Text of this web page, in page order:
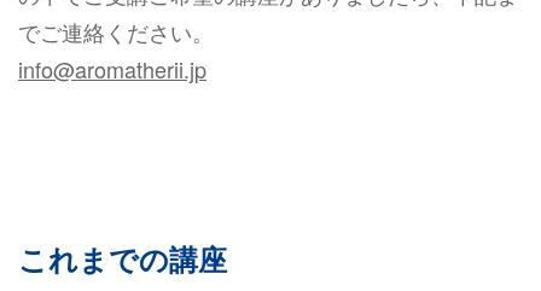
でご連絡ください。
info@aromatherii.jp
これまでの講座